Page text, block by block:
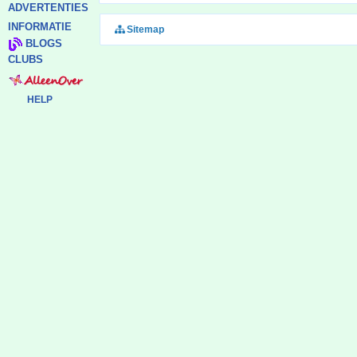
ADVERTENTIES
INFORMATIE
BLOGS
CLUBS
HELP
Sitemap